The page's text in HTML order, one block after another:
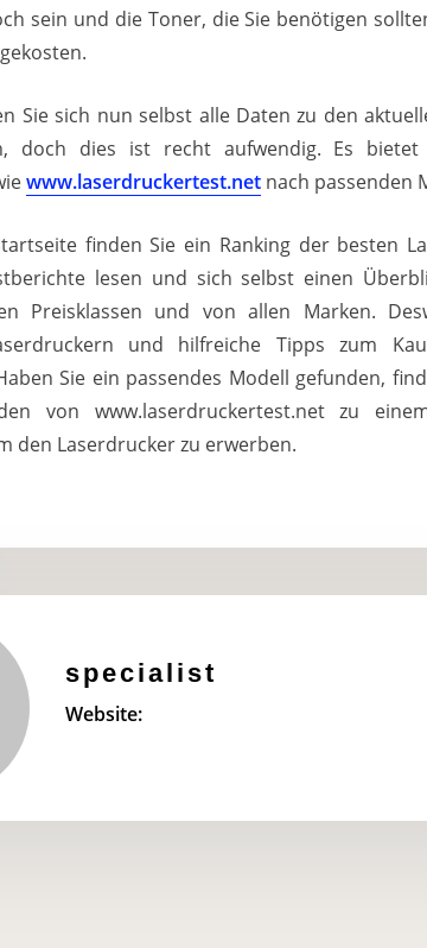
sein und die Toner, die Sie benötigen
Sie sich nun selbst alle Daten zu den
doch dies ist recht aufwendig. Es
www.laserdruckertest.net nach passenden
finden Sie ein Ranking der besten
lesen und sich selbst einen
Preisklassen und von allen Marken.
und hilfreiche Tipps zum
Sie ein passendes Modell gefunden,
von www.laserdruckertest.net zu
den Laserdrucker zu erwerben.
specialist
Website: